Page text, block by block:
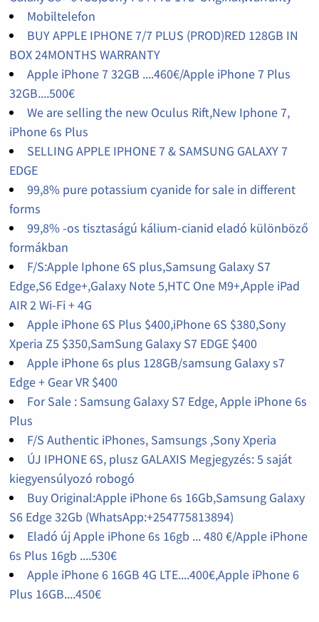
Mobiltelefon
BUY APPLE IPHONE 7/7 PLUS (PROD)RED 128GB IN
BOX 24MONTHS WARRANTY
Apple iPhone 7 32GB ....460€/Apple iPhone 7 Plus
32GB....500€
We are selling the new Oculus Rift,New Iphone 7,
iPhone 6s Plus
SELLING APPLE IPHONE 7 & SAMSUNG GALAXY 7
EDGE
99,8% pure potassium cyanide for sale in different
forms
99,8% -os tisztaságú kálium-cianid eladó különböző
formákban
F/S:Apple Iphone 6S plus,Samsung Galaxy S7
Edge,S6 Edge+,Galaxy Note 5,HTC One M9+,Apple iPad
AIR 2 Wi-Fi + 4G
Apple iPhone 6S Plus $400,iPhone 6S $380,Sony
Xperia Z5 $350,SamSung Galaxy S7 EDGE $400
Apple iPhone 6s plus 128GB/samsung Galaxy s7
Edge + Gear VR $400
For Sale : Samsung Galaxy S7 Edge, Apple iPhone 6s
Plus
F/S Authentic iPhones, Samsungs ,Sony Xperia
ÚJ IPHONE 6S, plusz GALAXIS Megjegyzés: 5 saját
kiegyensúlyozó robogó
Buy Original:Apple iPhone 6s 16Gb,Samsung Galaxy
S6 Edge 32Gb (WhatsApp:+254775813894)
Eladó új Apple iPhone 6s 16gb ... 480 €/Apple iPhone
6s Plus 16gb ....530€
Apple iPhone 6 16GB 4G LTE....400€,Apple iPhone 6
Plus 16GB....450€